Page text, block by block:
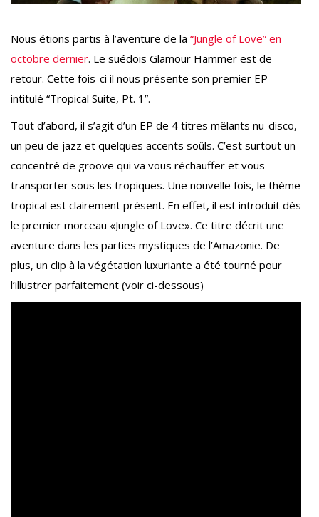
Nous étions partis à l’aventure de la “Jungle of Love” en
octobre dernier. Le suédois Glamour Hammer est de
retour. Cette fois-ci il nous présente son premier EP
intitulé “Tropical Suite, Pt. 1”.
Tout d’abord, il s’agit d’un EP de 4 titres mêlants nu-disco,
un peu de jazz et quelques accents soûls. C’est surtout un
concentré de groove qui va vous réchauffer et vous
transporter sous les tropiques. Une nouvelle fois, le thème
tropical est clairement présent. En effet, il est introduit dès
le premier morceau «Jungle of Love». Ce titre décrit une
aventure dans les parties mystiques de l’Amazonie. De
plus, un clip à la végétation luxuriante a été tourné pour
l’illustrer parfaitement (voir ci-dessous)